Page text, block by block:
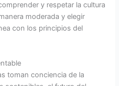
y respetar la cultura
moderada y elegir
con los principios del
toman conciencia de la